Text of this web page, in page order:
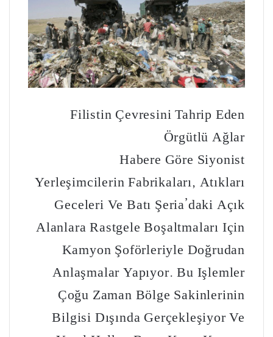
Filistin Çevresini Tahrip Eden
Örgütlü Ağlar
Habere Göre Siyonist
Yerleşimcilerin Fabrikaları, Atıkları
Geceleri Ve Batı Şeria’daki Açık
Alanlara Rastgele Boşaltmaları Için
Kamyon Şoförleriyle Doğrudan
Anlaşmalar Yapıyor. Bu Işlemler
Çoğu Zaman Bölge Sakinlerinin
Bilgisi Dışında Gerçekleşiyor Ve